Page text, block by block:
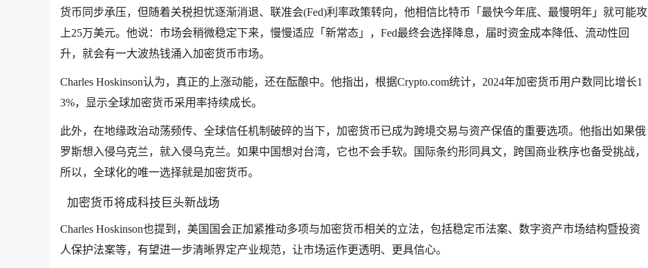
货币同步承压，但随着关税担忧逐渐消退、联准会(Fed)利率政策转向，他相信比特币「最快今年底、最慢明年」就可能攻
上25万美元。他说：市场会稍微稳定下来，慢慢适应「新常态」，Fed最终会选择降息，届时资金成本降低、流动性回
升，就会有一大波热钱涌入加密货币市场。
Charles Hoskinson认为，真正的上涨动能，还在酝酿中。他指出，根据Crypto.com统计，2024年加密货币用户数同比增长1
3%，显示全球加密货币采用率持续成长。
此外，在地缘政治动荡频传、全球信任机制破碎的当下，加密货币已成为跨境交易与资产保值的重要选项。他指出如果俄
罗斯想入侵乌克兰，就入侵乌克兰。如果中国想对台湾，它也不会手软。国际条约形同具文，跨国商业秩序也备受挑战，
所以，全球化的唯一选择就是加密货币。
加密货币将成科技巨头新战场
Charles Hoskinson也提到，美国国会正加紧推动多项与加密货币相关的立法，包括稳定币法案、数字资产市场结构暨投资
人保护法案等，有望进一步清晰界定产业规范，让市场运作更透明、更具信心。